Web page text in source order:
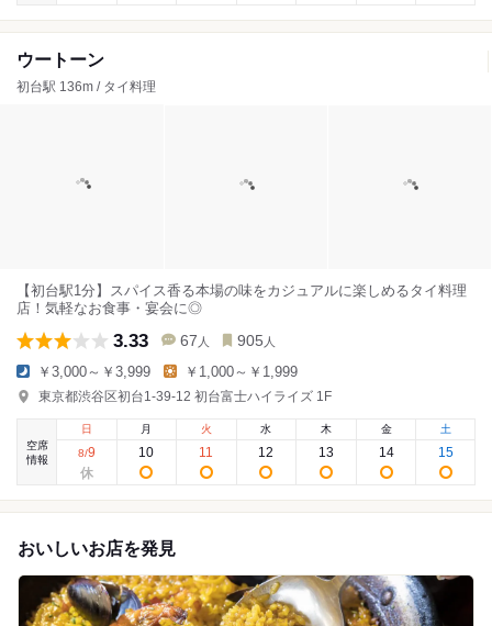
ウートーン
初台駅 136m / タイ料理
【初台駅1分】スパイス香る本場の味をカジュアルに楽しめるタイ料理
店！気軽なお食事・宴会に◎
3.33 67 人 905 人
￥3,000～￥3,999 ￥1,000～￥1,999
東京都渋谷区初台1-39-12 初台富士ハイライズ 1F
空席
情報
日
8/9
月
10
火
11
水
12
木
13
金
14
土
15
おいしいお店を発見